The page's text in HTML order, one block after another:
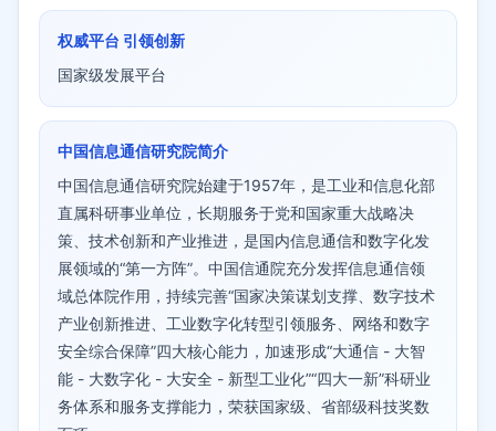
权威平台 引领创新
国家级发展平台
中国信息通信研究院简介
中国信息通信研究院始建于1957年，是工业和信息化部
直属科研事业单位，长期服务于党和国家重大战略决
策、技术创新和产业推进，是国内信息通信和数字化发
展领域的“第一方阵”。中国信通院充分发挥信息通信领
域总体院作用，持续完善“国家决策谋划支撑、数字技术
产业创新推进、工业数字化转型引领服务、网络和数字
安全综合保障”四大核心能力，加速形成“大通信 - 大智
能 - 大数字化 - 大安全 - 新型工业化”“四大一新”科研业
务体系和服务支撑能力，荣获国家级、省部级科技奖数